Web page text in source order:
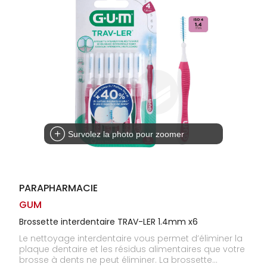
Visage
Survolez la photo pour zoomer
PARAPHARMACIE
GUM
Brossette interdentaire TRAV-LER 1.4mm x6
Le nettoyage interdentaire vous permet d’éliminer la
plaque dentaire et les résidus alimentaires que votre
brosse à dents ne peut éliminer. La brossette